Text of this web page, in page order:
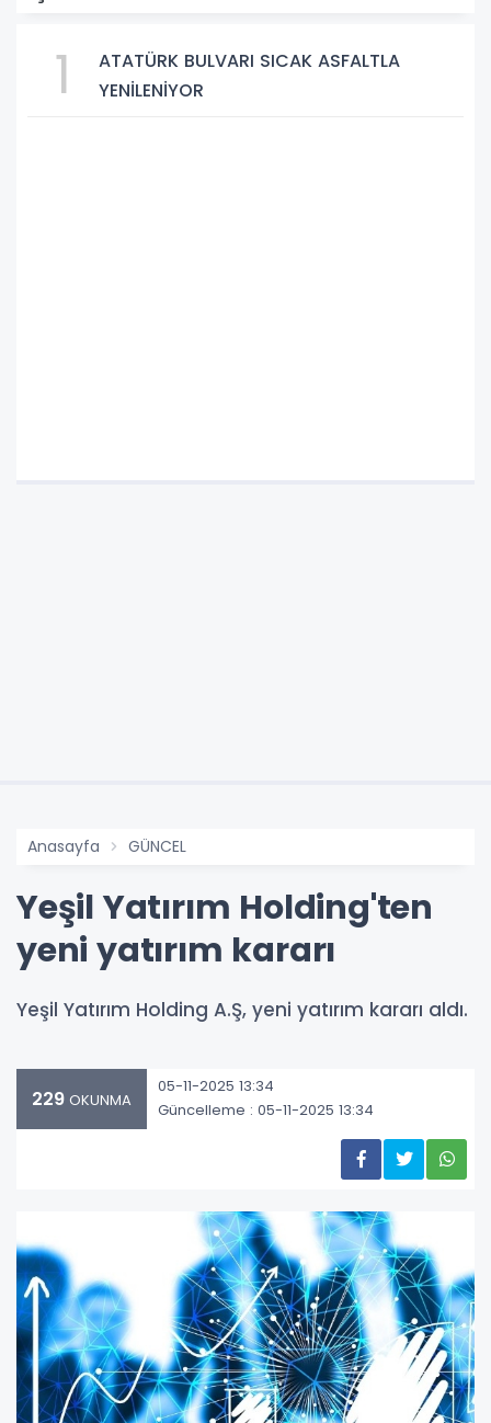
1
ATATÜRK BULVARI SICAK ASFALTLA
YENİLENİYOR
Anasayfa GÜNCEL
Yeşil Yatırım Holding'ten
yeni yatırım kararı
Yeşil Yatırım Holding A.Ş, yeni yatırım kararı aldı.
229 OKUNMA
05-11-2025 13:34
Güncelleme : 05-11-2025 13:34